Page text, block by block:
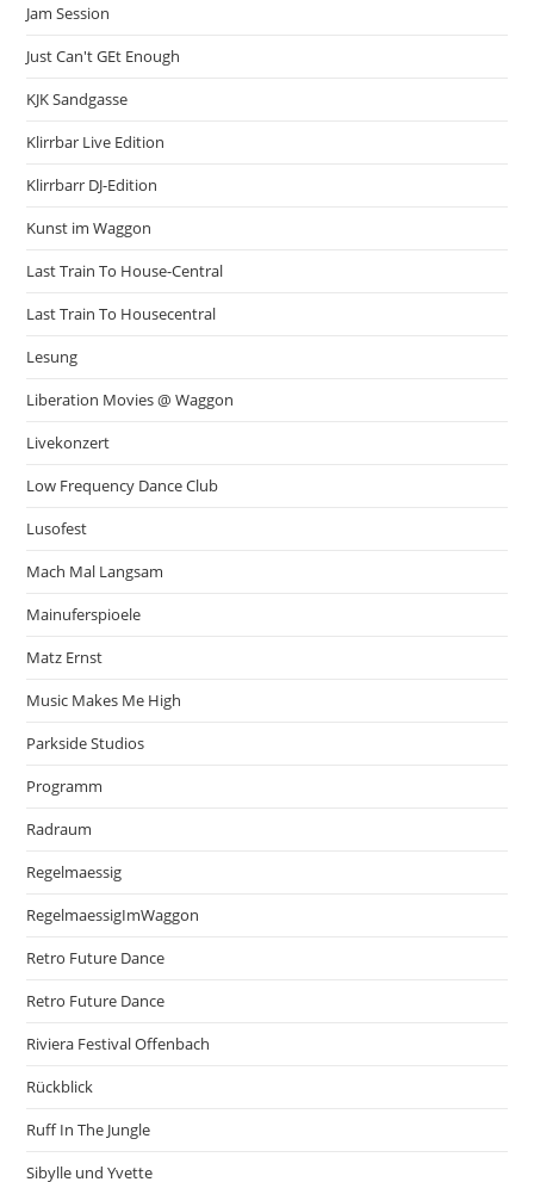
Jam Session
Just Can't GEt Enough
KJK Sandgasse
Klirrbar Live Edition
Klirrbarr DJ-Edition
Kunst im Waggon
Last Train To House-Central
Last Train To Housecentral
Lesung
Liberation Movies @ Waggon
Livekonzert
Low Frequency Dance Club
Lusofest
Mach Mal Langsam
Mainuferspioele
Matz Ernst
Music Makes Me High
Parkside Studios
Programm
Radraum
Regelmaessig
RegelmaessigImWaggon
Retro Future Dance
Retro Future Dance
Riviera Festival Offenbach
Rückblick
Ruff In The Jungle
Sibylle und Yvette